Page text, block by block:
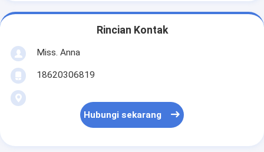
Rincian Kontak
Miss. Anna
18620306819
Hubungi sekarang